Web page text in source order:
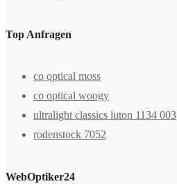
Top Anfragen
co optical moss
co optical woogy
ultralight classics luton 1134 003
rodenstock 7052
WebOptiker24